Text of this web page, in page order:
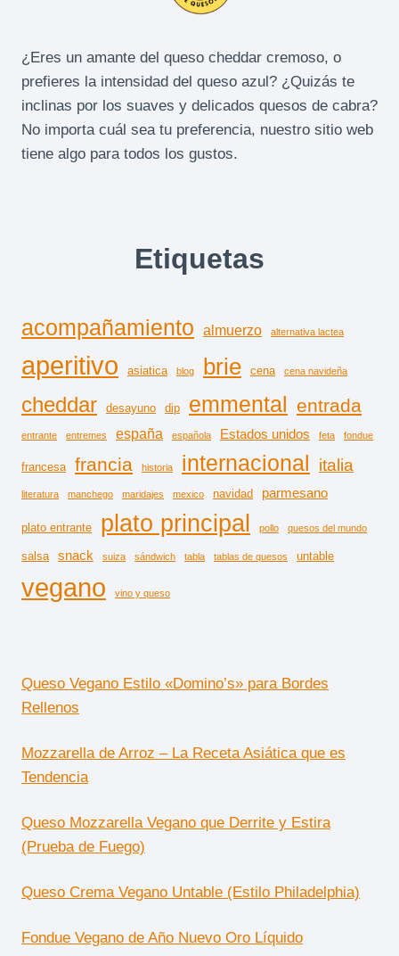
¿Eres un amante del queso cheddar cremoso, o
prefieres la intensidad del queso azul? ¿Quizás te
inclinas por los suaves y delicados quesos de cabra?
No importa cuál sea tu preferencia, nuestro sitio web
tiene algo para todos los gustos.
Etiquetas
acompañamiento almuerzo alternativa lactea
aperitivo asiatica blog brie cena cena navideña
cheddar desayuno dip emmental entrada
entrante entremes españa española Estados unidos feta fondue
francesa francia historia internacional italia
literatura manchego maridajes mexico navidad parmesano
plato entrante plato principal pollo quesos del mundo
salsa snack suiza sándwich tabla tablas de quesos untable
vegano vino y queso
Queso Vegano Estilo «Domino’s» para Bordes
Rellenos
Mozzarella de Arroz – La Receta Asiática que es
Tendencia
Queso Mozzarella Vegano que Derrite y Estira
(Prueba de Fuego)
Queso Crema Vegano Untable (Estilo Philadelphia)
Fondue Vegano de Año Nuevo Oro Líquido